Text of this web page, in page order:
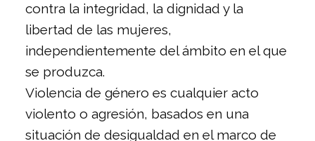
contra la integridad, la dignidad y la
libertad de las mujeres,
independientemente del ámbito en el que
se produzca.
Violencia de género es cualquier acto
violento o agresión, basados en una
situación de desigualdad en el marco de